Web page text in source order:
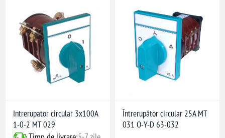
Intrerupator circular 3x100A
1-0-2 MT 029
Întrerupător circular 25A MT
031 O-Y-D 63-032